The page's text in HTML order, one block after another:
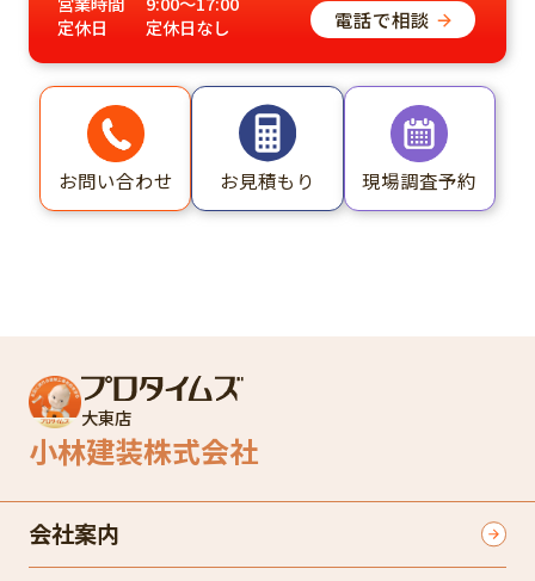
定休日
定休日なし 電話で相談
お問い合わせ お見積もり 現場調査予約
大東店
小林建装株式会社
会社案内